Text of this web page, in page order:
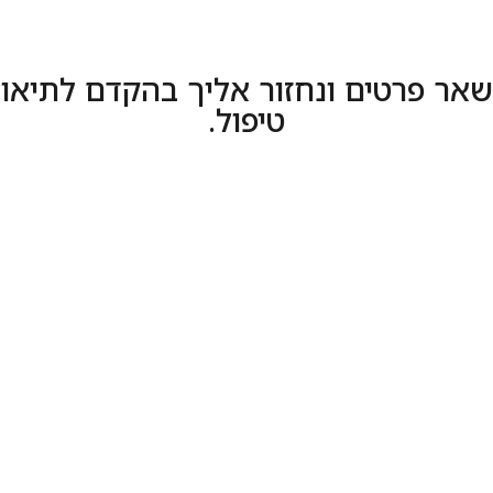
פרטים ונחזור אליך בהקדם
טיפול.